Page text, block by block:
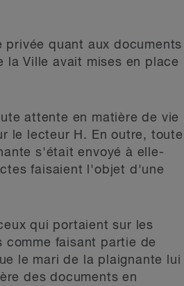
privée quant aux documents
Ville avait mises en place
attente en matière de vie
le lecteur H. En outre, toute
s'était envoyé à elle-
faisaient l'objet d'une
qui portaient sur les
faisant partie de
le mari de la plaignante lui
des documents en